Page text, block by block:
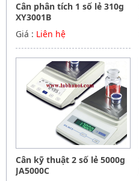
Cân phân tích 1 số lẻ 310g
XY3001B
Giá : Liên hệ
Cân kỹ thuật 2 số lẻ 5000g
JA5000C